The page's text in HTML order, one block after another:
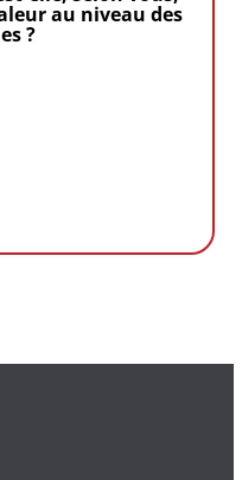
au niveau des
?